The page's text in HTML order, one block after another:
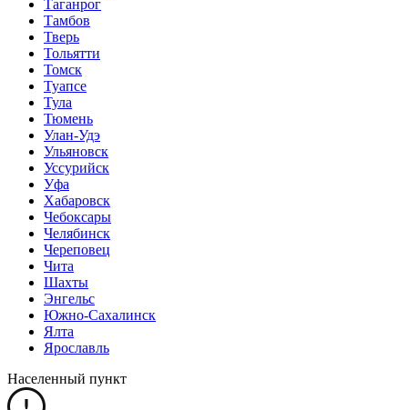
Таганрог
Тамбов
Тверь
Тольятти
Томск
Туапсе
Тула
Тюмень
Улан-Удэ
Ульяновск
Уссурийск
Уфа
Хабаровск
Чебоксары
Челябинск
Череповец
Чита
Шахты
Энгельс
Южно-Сахалинск
Ялта
Ярославль
Населенный пункт